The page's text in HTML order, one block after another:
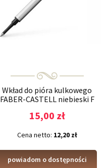
Wkład do pióra kulkowego
FABER-CASTELL niebieski F
15,00 zł
Cena netto: 12,20 zł
powiadom o dostępności